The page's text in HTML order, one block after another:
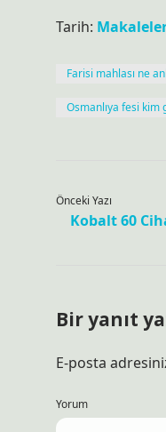
Tarih:
Farisi mahlası ne
Osmanlıya fesi kim
Önceki Yazı
Kobalt 60
Bir yanıt
E-posta
Yorum